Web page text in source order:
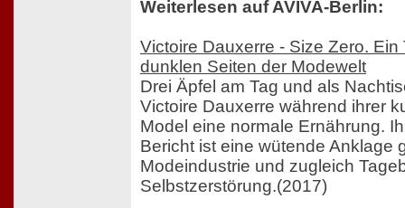
Weiterlesen auf AVIVA-Berlin:
Victoire Dauxerre - Size Zero.
dunklen Seiten der Modewelt
Drei Äpfel am Tag und als
Victoire Dauxerre während ihrer
Model eine normale Ernährung.
Bericht ist eine wütende Anklage
Modeindustrie und zugleich
Selbstzerstörung.(2017)